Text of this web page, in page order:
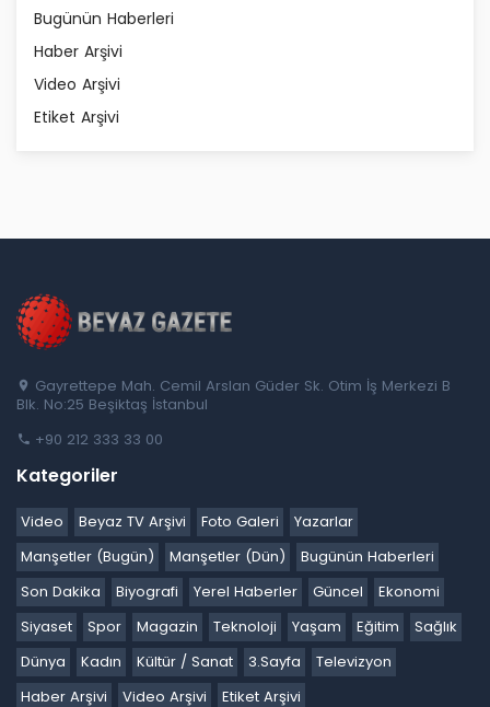
Bugünün Haberleri
Haber Arşivi
Video Arşivi
Etiket Arşivi
Gayrettepe Mah. Cemil Arslan Güder Sk. Otim İş Merkezi B
Blk. No:25 Beşiktaş İstanbul
+90 212 333 33 00
Kategoriler
Video Beyaz TV Arşivi Foto Galeri
Yazarlar
Manşetler (Bugün)
Manşetler (Dün)
Bugünün Haberleri
Son Dakika
Biyografi Yerel Haberler Güncel
Ekonomi
Siyaset
Spor Magazin Teknoloji Yaşam Eğitim
Sağlık
Dünya
Kadın Kültür / Sanat 3.Sayfa
Televizyon
Haber Arşivi
Video Arşivi Etiket Arşivi